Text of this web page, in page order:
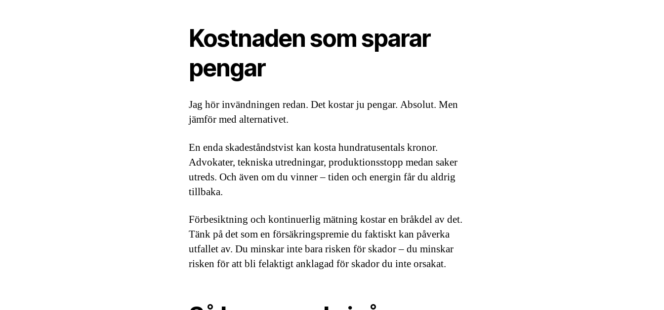
Kostnaden som sparar
pengar
Jag hör invändningen redan. Det kostar ju pengar. Absolut. Men
jämför med alternativet.
En enda skadeståndstvist kan kosta hundratusentals kronor.
Advokater, tekniska utredningar, produktionsstopp medan saker
utreds. Och även om du vinner – tiden och energin får du aldrig
tillbaka.
Förbesiktning och kontinuerlig mätning kostar en bråkdel av det.
Tänk på det som en försäkringspremie du faktiskt kan påverka
utfallet av. Du minskar inte bara risken för skador – du minskar
risken för att bli felaktigt anklagad för skador du inte orsakat.